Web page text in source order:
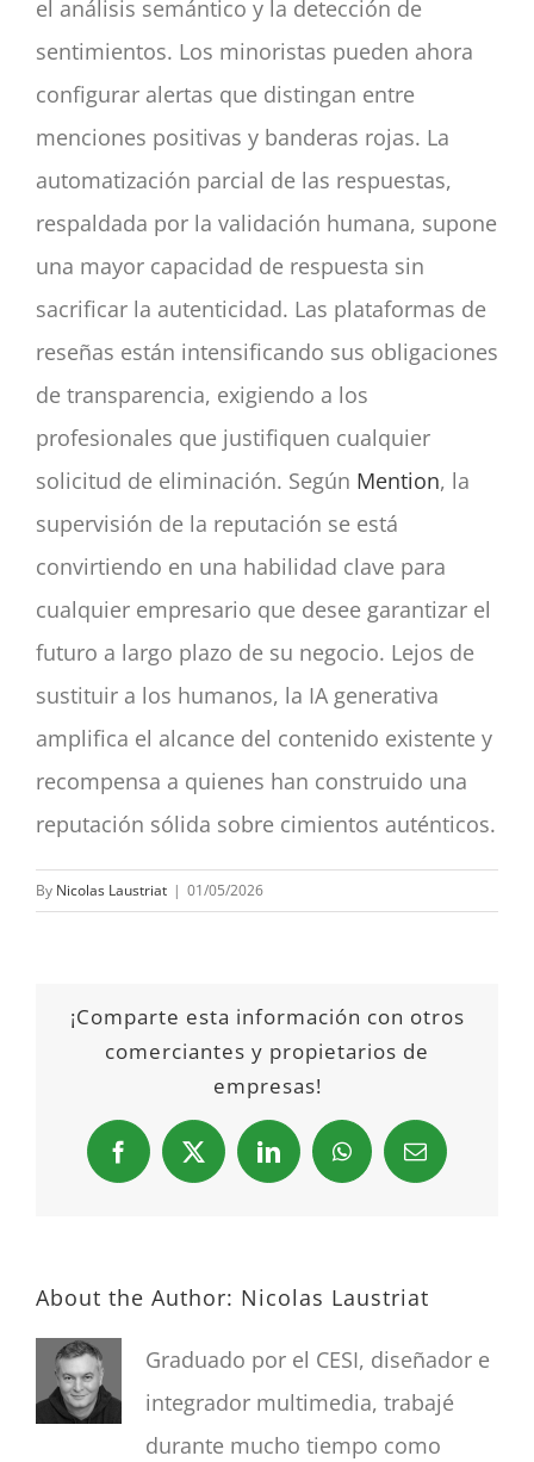
el análisis semántico y la detección de
sentimientos. Los minoristas pueden ahora
configurar alertas que distingan entre
menciones positivas y banderas rojas. La
automatización parcial de las respuestas,
respaldada por la validación humana, supone
una mayor capacidad de respuesta sin
sacrificar la autenticidad. Las plataformas de
reseñas están intensificando sus obligaciones
de transparencia, exigiendo a los
profesionales que justifiquen cualquier
solicitud de eliminación. Según Mention, la
supervisión de la reputación se está
convirtiendo en una habilidad clave para
cualquier empresario que desee garantizar el
futuro a largo plazo de su negocio. Lejos de
sustituir a los humanos, la IA generativa
amplifica el alcance del contenido existente y
recompensa a quienes han construido una
reputación sólida sobre cimientos auténticos.
By Nicolas Laustriat | 01/05/2026
¡Comparte esta información con otros
comerciantes y propietarios de
empresas!
Facebook
X LinkedInWhatsAppEmail
About the Author: Nicolas Laustriat
Graduado por el CESI, diseñador e
integrador multimedia, trabajé
durante mucho tiempo como